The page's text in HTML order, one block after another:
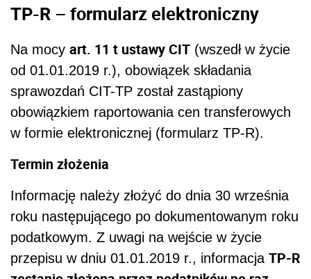
TP-R – formularz elektroniczny
Na mocy art. 11 t ustawy CIT (wszedł w życie
od 01.01.2019 r.), obowiązek składania
sprawozdań CIT-TP został zastąpiony
obowiązkiem raportowania cen transferowych
w formie elektronicznej (formularz TP-R).
Termin złożenia
Informację należy złożyć do dnia 30 września
roku następującego po dokumentowanym roku
podatkowym. Z uwagi na wejście w życie
przepisu w dniu 01.01.2019 r., informacja TP-R